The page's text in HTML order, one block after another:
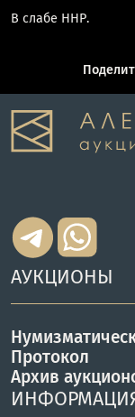
В слабе ННР.
АУКЦИОНЫ
Протокол
Архив